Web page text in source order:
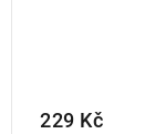
229 Kč